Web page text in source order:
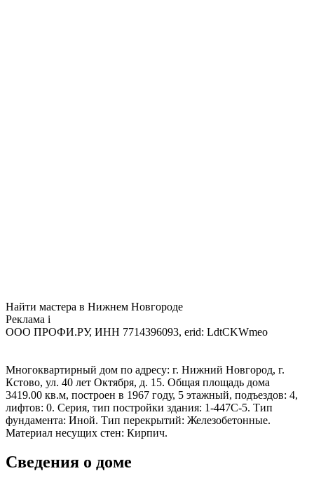
Найти мастера в Нижнем Новгороде
Реклама i
ООО ПРОФИ.РУ, ИНН 7714396093, erid: LdtCKWmeo
Многоквартирный дом по адресу: г. Нижний Новгород, г.
Кстово, ул. 40 лет Октября, д. 15. Общая площадь дома
3419.00 кв.м, построен в 1967 году, 5 этажный, подъездов: 4,
лифтов: 0. Серия, тип постройки здания: 1-447С-5. Тип
фундамента: Иной. Тип перекрытий: Железобетонные.
Материал несущих стен: Кирпич.
Сведения о доме